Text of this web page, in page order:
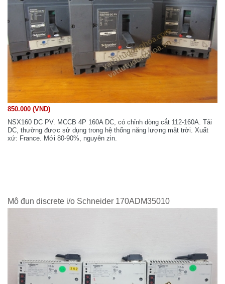
850.000 (VND)
NSX160 DC PV. MCCB 4P 160A DC, có chỉnh dòng cắt 112-160A. Tải
DC, thường được sử dụng trong hệ thống năng lượng mặt trời. Xuất
xứ: France. Mới 80-90%, nguyên zin.
Mô đun discrete i/o Schneider 170ADM35010